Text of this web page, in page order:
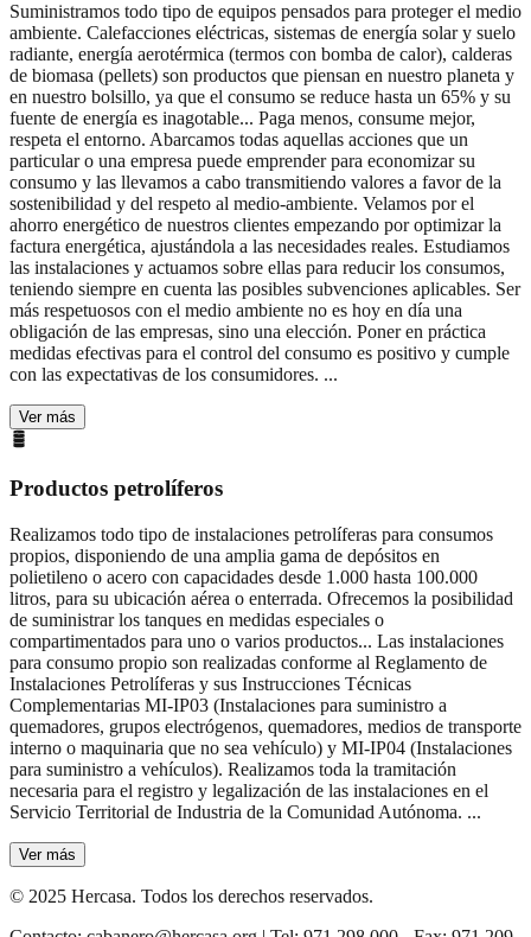
Suministramos todo tipo de equipos pensados para proteger el medio
ambiente. Calefacciones eléctricas, sistemas de energía solar y suelo
radiante, energía aerotérmica (termos con bomba de calor), calderas
de biomasa (pellets) son productos que piensan en nuestro planeta y
en nuestro bolsillo, ya que el consumo se reduce hasta un 65% y su
fuente de energía es inagotable... Paga menos, consume mejor,
respeta el entorno. Abarcamos todas aquellas acciones que un
particular o una empresa puede emprender para economizar su
consumo y las llevamos a cabo transmitiendo valores a favor de la
sostenibilidad y del respeto al medio-ambiente. Velamos por el
ahorro energético de nuestros clientes empezando por optimizar la
factura energética, ajustándola a las necesidades reales. Estudiamos
las instalaciones y actuamos sobre ellas para reducir los consumos,
teniendo siempre en cuenta las posibles subvenciones aplicables. Ser
más respetuosos con el medio ambiente no es hoy en día una
obligación de las empresas, sino una elección. Poner en práctica
medidas efectivas para el control del consumo es positivo y cumple
con las expectativas de los consumidores. ...
Ver más
Productos petrolíferos
Realizamos todo tipo de instalaciones petrolíferas para consumos
propios, disponiendo de una amplia gama de depósitos en
polietileno o acero con capacidades desde 1.000 hasta 100.000
litros, para su ubicación aérea o enterrada. Ofrecemos la posibilidad
de suministrar los tanques en medidas especiales o
compartimentados para uno o varios productos... Las instalaciones
para consumo propio son realizadas conforme al Reglamento de
Instalaciones Petrolíferas y sus Instrucciones Técnicas
Complementarias MI-IP03 (Instalaciones para suministro a
quemadores, grupos electrógenos, quemadores, medios de transporte
interno o maquinaria que no sea vehículo) y MI-IP04 (Instalaciones
para suministro a vehículos). Realizamos toda la tramitación
necesaria para el registro y legalización de las instalaciones en el
Servicio Territorial de Industria de la Comunidad Autónoma. ...
Ver más
© 2025 Hercasa. Todos los derechos reservados.